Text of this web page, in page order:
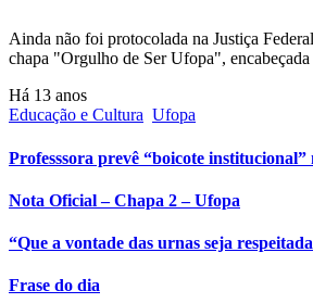
Ainda não foi protocolada na Justiça
chapa "Orgulho de Ser Ufopa",
Há 13 anos
Educação e Cultura Ufopa
Professsora prevê “boicote institucional”
Nota Oficial – Chapa 2 – Ufopa
“Que a vontade das urnas seja
Frase do dia